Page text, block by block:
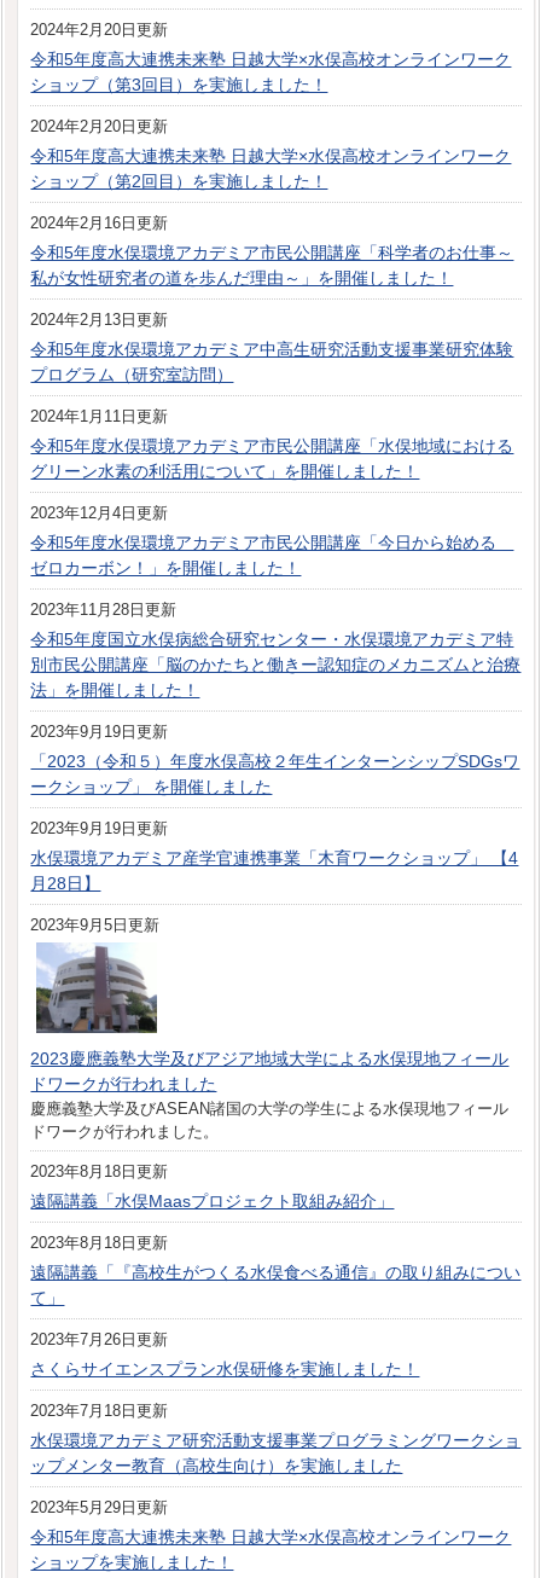
2024年2月20日更新
令和5年度高大連携未来塾 日越大学×水俣高校オンラインワーク
ショップ（第3回目）を実施しました！
2024年2月20日更新
令和5年度高大連携未来塾 日越大学×水俣高校オンラインワーク
ショップ（第2回目）を実施しました！
2024年2月16日更新
令和5年度水俣環境アカデミア市民公開講座「科学者のお仕事～
私が女性研究者の道を歩んだ理由～」を開催しました！
2024年2月13日更新
令和5年度水俣環境アカデミア中高生研究活動支援事業研究体験
プログラム（研究室訪問）
2024年1月11日更新
令和5年度水俣環境アカデミア市民公開講座「水俣地域における
グリーン水素の利活用について」を開催しました！
2023年12月4日更新
令和5年度水俣環境アカデミア市民公開講座「今日から始める
ゼロカーボン！」を開催しました！
2023年11月28日更新
令和5年度国立水俣病総合研究センター・水俣環境アカデミア特
別市民公開講座「脳のかたちと働きー認知症のメカニズムと治療
法」を開催しました！
2023年9月19日更新
「2023（令和５）年度水俣高校２年生インターンシップSDGsワ
ークショップ」 を開催しました
2023年9月19日更新
水俣環境アカデミア産学官連携事業「木育ワークショップ」 【4
月28日】
2023年9月5日更新
2023慶應義塾大学及びアジア地域大学による水俣現地フィール
ドワークが行われました
慶應義塾大学及びASEAN諸国の大学の学生による水俣現地フィール
ドワークが行われました。
2023年8月18日更新
遠隔講義「水俣Maasプロジェクト取組み紹介」
2023年8月18日更新
遠隔講義「『高校生がつくる水俣食べる通信』の取り組みについ
て」
2023年7月26日更新
さくらサイエンスプラン水俣研修を実施しました！
2023年7月18日更新
水俣環境アカデミア研究活動支援事業プログラミングワークショ
ップメンター教育（高校生向け）を実施しました
2023年5月29日更新
令和5年度高大連携未来塾 日越大学×水俣高校オンラインワーク
ショップを実施しました！